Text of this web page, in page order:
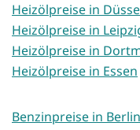
Heizölpreise in
Heizölpreise in
Heizölpreise in
Heizölpreise in Essen
Benzinpreise in Berlin